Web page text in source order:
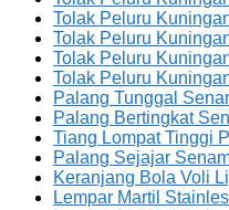
Tolak Peluru
Tolak Peluru
Tolak Peluru
Tolak Peluru
Palang Tunggal
Palang Bertingkat
Tiang Lompat Tinggi
Palang Sejajar
Keranjang Bola Voli
Lempar Martil